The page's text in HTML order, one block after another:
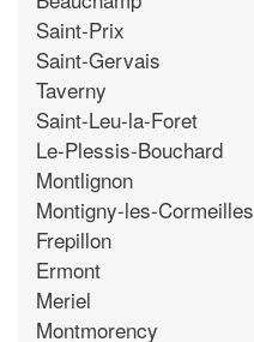
Saint-Prix
Saint-Gervais
Taverny
Saint-Leu-la-Foret
Le-Plessis-Bouchard
Montlignon
Montigny-les-Cormeilles
Frepillon
Ermont
Meriel
Montmorency